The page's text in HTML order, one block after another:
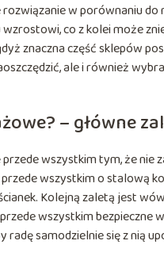
w porównaniu
co z kolei może
znaczna część sklepów
ale i również
– główne
wszystkim tym, że
wszystkim o stalową
Kolejną zaletą jest
wszystkim bezpieczne
radę samodzielnie się z nią